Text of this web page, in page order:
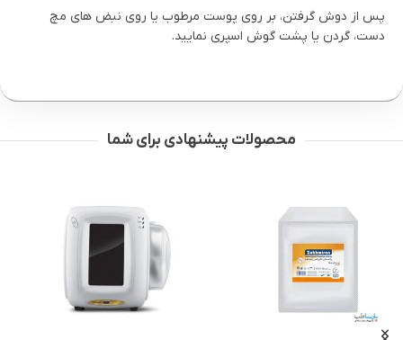
پس از دوش گرفتن، بر روی پوست مرطوب یا روی نبض های مچ
دست، گردن یا پشت گوش اسپری نمایید.
محصولات پیشنهادی برای شما